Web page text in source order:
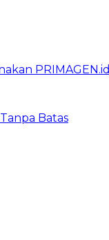
PRIMAGEN.id
Batas